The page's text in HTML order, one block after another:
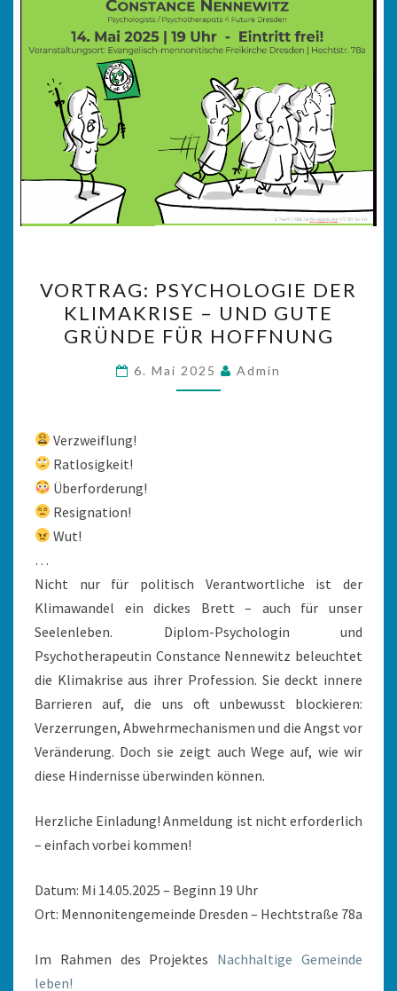
PSYCHOLOGIE
DER
KLIMAKRISE
–
UND
VORTRAG: PSYCHOLOGIE DER
KLIMAKRISE – UND GUTE
GRÜNDE FÜR HOFFNUNG
6. Mai 2025 Admin
Verzweiflung!
Ratlosigkeit!
Überforderung!
Resignation!
Wut!
…
Nicht nur für politisch Verantwortliche ist der
Klimawandel ein dickes Brett – auch für unser
Seelenleben. Diplom-Psychologin und
Psychotherapeutin Constance Nennewitz beleuchtet
die Klimakrise aus ihrer Profession. Sie deckt innere
Barrieren auf, die uns oft unbewusst blockieren:
Verzerrungen, Abwehrmechanismen und die Angst vor
Veränderung. Doch sie zeigt auch Wege auf, wie wir
diese Hindernisse überwinden können.
Herzliche Einladung! Anmeldung ist nicht erforderlich
– einfach vorbei kommen!
Datum: Mi 14.05.2025 – Beginn 19 Uhr
Ort: Mennonitengemeinde Dresden – Hechtstraße 78a
Im Rahmen des Projektes Nachhaltige Gemeinde
leben!